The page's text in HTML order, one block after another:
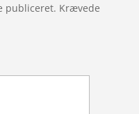
publiceret. Krævede